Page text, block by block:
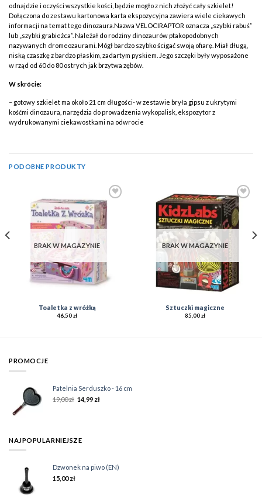
odnajdzie i oczyści wszystkie kości, będzie mogło z nich złożyć cały szkielet!
Dołączona do zestawu kartonowa karta ekspozycyjna zawiera wiele ciekawych
informacji na temat tego dinozaura.Nazwa VELOCIRAPTOR oznacza „szybki rabuś”
lub „szybki grabieżca”. Należał do rodziny dinozaurów ptakopodobnych
nazywanych dromeozaurami. Mógł bardzo szybko ścigać swoją ofiarę. Miał długą,
niską czaszkę z bardzo płaskim, zadartym pyskiem. Jego szczęki były wyposażone
w rząd od 60 do 80 ostrych jak brzytwa zębów.
W skrócie:
– gotowy szkielet ma około 21 cm długości- w zestawie bryła gipsu z ukrytymi
kośćmi dinozaura, narzędzia do prowadzenia wykopalisk, ekspozytor z
wydrukowanymi ciekawostkami na odwrocie
PODOBNE PRODUKTY
Add to
Wishlist
BRAK W MAGAZYNIE
Toaletka z wróżką
46,50zł
Add to
Wishlist
BRAK W MAGAZYNIE
Sztuczki magiczne
85,00zł
PROMOCJE
Patelnia Serduszko - 16 cm
19,00zł 14,99 zł
NAJPOPULARNIEJSZE
Dzwonek na piwo (EN)
15,00zł